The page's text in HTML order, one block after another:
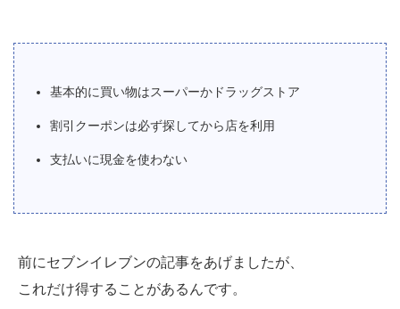
基本的に買い物はスーパーかドラッグストア
割引クーポンは必ず探してから店を利用
支払いに現金を使わない
前にセブンイレブンの記事をあげましたが、
これだけ得することがあるんです。